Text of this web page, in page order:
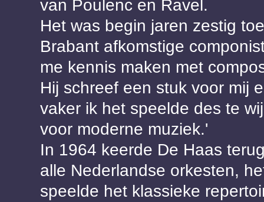
van Poulenc en Ravel.
Het was begin jaren zestig
Brabant afkomstige
me kennis maken met
Hij schreef een stuk voor mij
vaker ik het speelde des te
voor moderne muziek.'
In 1964 keerde De Haas
alle Nederlandse orkesten,
speelde het klassieke